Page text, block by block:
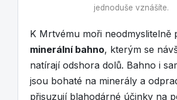
jednoduše vznášíte.
K Mrtvému moři neodmyslitelně
minerální bahno, kterým se
natírají odshora dolů. Bahno i
jsou bohaté na minerály a
přisuzují blahodárné účinky na